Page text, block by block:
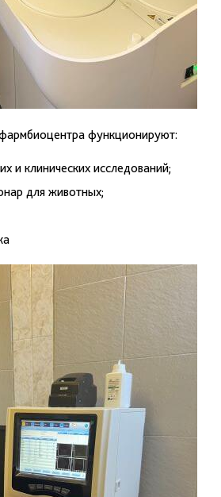
функционируют:
и клинических исследований;
для животных;